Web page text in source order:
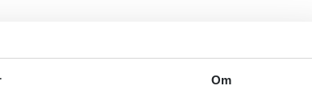
Om